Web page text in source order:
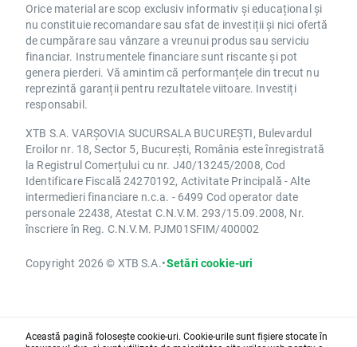
Orice material are scop exclusiv informativ și educațional și
nu constituie recomandare sau sfat de investiții și nici ofertă
de cumpărare sau vânzare a vreunui produs sau serviciu
financiar. Instrumentele financiare sunt riscante și pot
genera pierderi. Vă amintim că performanțele din trecut nu
reprezintă garanții pentru rezultatele viitoare. Investiți
responsabil.
XTB S.A. VARȘOVIA SUCURSALA BUCUREȘTI, Bulevardul
Eroilor nr. 18, Sector 5, București, România este înregistrată
la Registrul Comerțului cu nr. J40/13245/2008, Cod
Identificare Fiscală 24270192, Activitate Principală - Alte
intermedieri financiare n.c.a. - 6499 Cod operator date
personale 22438, Atestat C.N.V.M. 293/15.09.2008, Nr.
înscriere în Reg. C.N.V.M. PJM01SFIM/400002
Copyright 2026 © XTB S.A.•Setări cookie-uri
Această pagină folosește cookie-uri. Cookie-urile sunt fișiere stocate în